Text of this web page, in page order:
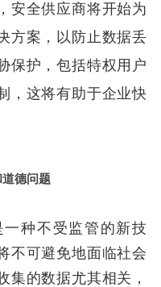
安全供应商将开始为
方案，以防止数据丢
保护，包括特权用户
，这将有助于企业快
德问题
种不受监管的新技
不可避免地面临社会
集的数据尤其相关，